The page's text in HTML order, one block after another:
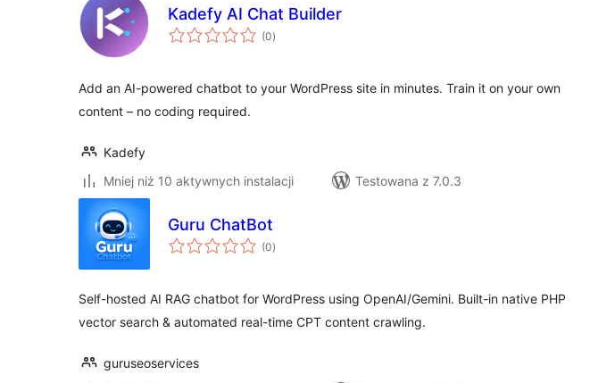
Kadefy AI Chat Builder
(0wszystkich
ocen
)
Add an AI-powered chatbot to your WordPress site in minutes. Train it on your own
content – no coding required.
Kadefy
Mniej niż 10 aktywnych instalacji
Testowana z 7.0.3
Guru ChatBot
(0wszystkich
ocen
)
Self-hosted AI RAG chatbot for WordPress using OpenAI/Gemini. Built-in native PHP
vector search & automated real-time CPT content crawling.
guruseoservices